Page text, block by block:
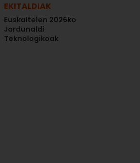
EKITALDIAK
Euskaltelen 2026ko
Jardunaldi
Teknologikoak